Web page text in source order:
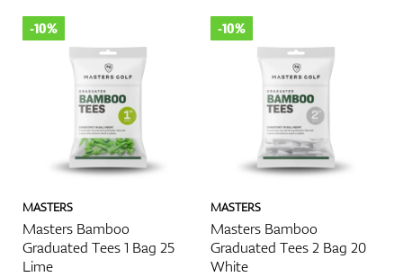
MASTERS
Masters Bamboo
Graduated Tees 1 Bag 25
Lime
-10%
MASTERS
Masters Bamboo
Graduated Tees 2 Bag 20
White
-10%